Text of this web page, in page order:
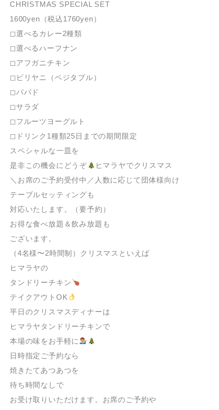
CHRISTMAS SPECIAL SET
1600yen（税込1760yen）
◻︎選べるカレー2種類
◻︎選べるハーフナン
◻︎アフガニチキン
◻︎ビリヤニ（ベジタブル）
◻︎パパド
◻︎サラダ
◻︎フルーツヨーグルト
◻︎ドリンク1種類25日までの期間限定
スペシャルな一皿を
是非この機会にどうぞ
ヒマラヤでクリスマス
＼お席のご予約受付中／人数に応じて団体様向け
テーブルセッティングも
対応いたします。（要予約）
お得な食べ放題＆飲み放題も
ございます。
（4名様〜2時間制）クリスマスといえば
ヒマラヤの
タンドリーチキン
テイクアウトOK
平日のクリスマスディナーは
ヒマラヤタンドリーチキンで
本場の味をお手軽に
日時指定ご予約なら
焼きたてあつあつを
待ち時間なしで
お受け取りいただけます。お席のご予約や